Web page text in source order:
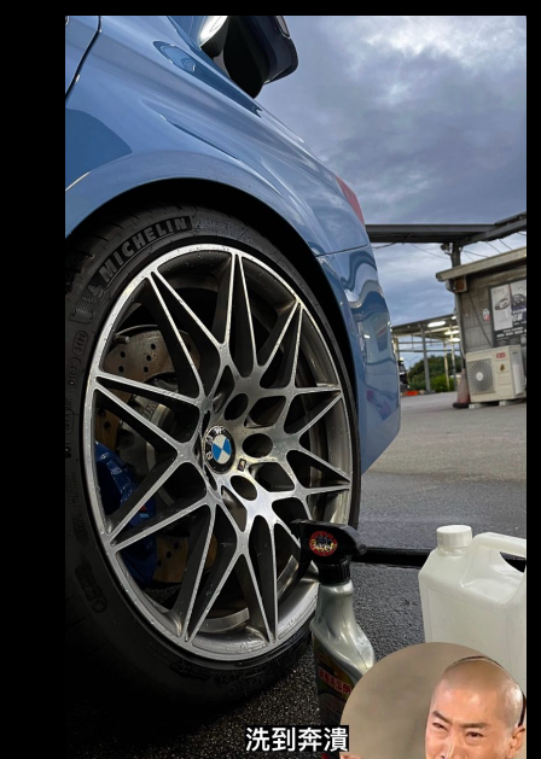
駛的限量BMW M4跑車30日晚間在高雄漢神巨
蛋旁撞毀科技執法設備。（圖 ／東森新聞） 昨
（30日）晚間，一輛雙門跑車行經高雄漢神巨蛋
旁，疑似因車速過快打滑，逆向撞上測 速桿，
導致科技執法設備損壞，車輛也嚴重毀損。副駕
乘客表示，這輛限量跑車是他的， 當時借朋友
開，沒想到會發生意外，非常後悔。 23歲跑車
車主身分曝光 限量BMW M4全台僅2輛 撞壞科
技執法設備的這輛限量跑車，車主才23歲，是屏
東人，到高雄跟